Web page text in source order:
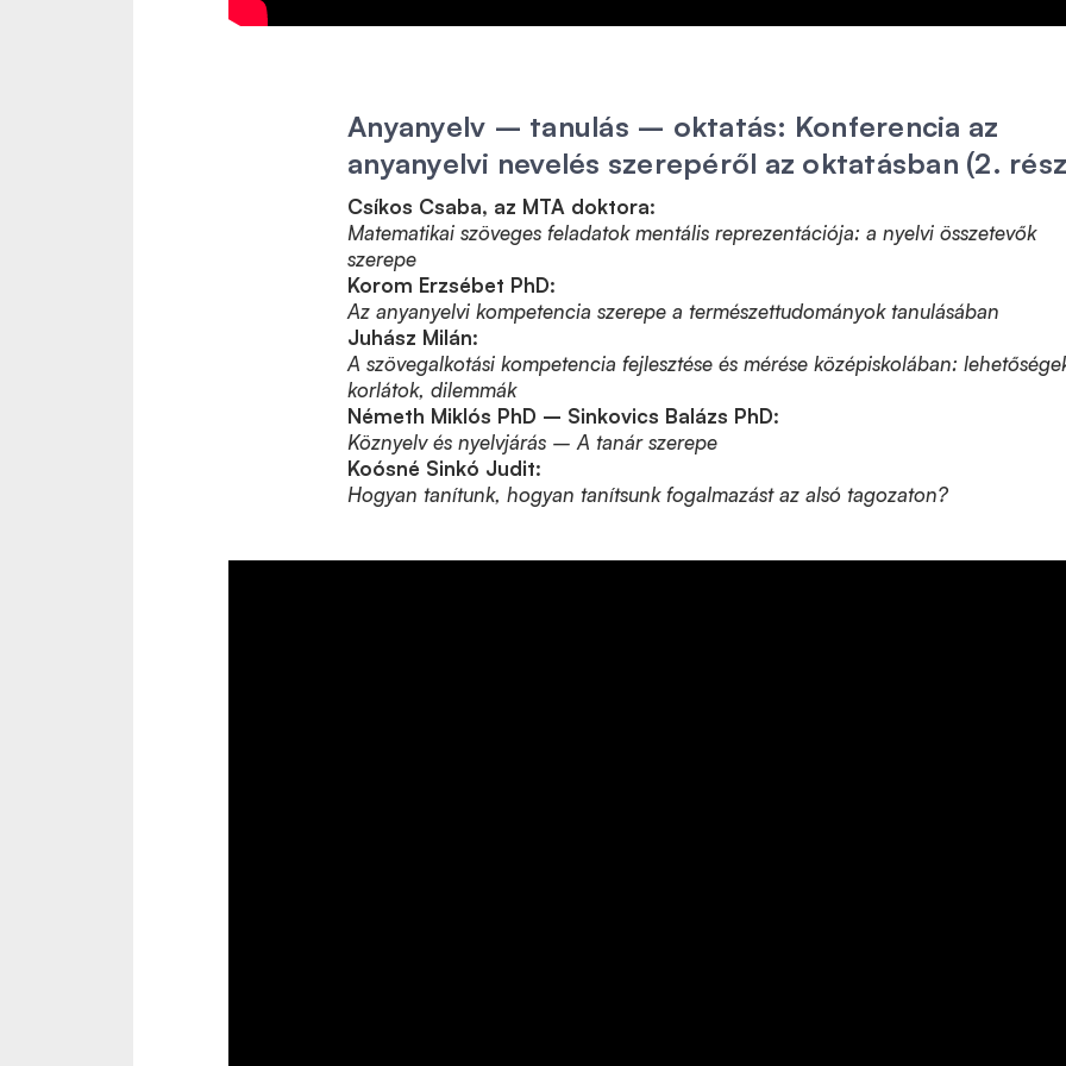
Anyanyelv – tanulás – oktatás: Konferencia az
anyanyelvi nevelés szerepéről az oktatásban (2.
Csíkos Csaba, az MTA doktora:
Matematikai szöveges feladatok mentális reprezentációja: a nyelvi összetevők
szerepe
Korom Erzsébet PhD:
Az anyanyelvi kompetencia szerepe a természettudományok tanulásában
Juhász Milán:
A szövegalkotási kompetencia fejlesztése és mérése középiskolában:
korlátok, dilemmák
Németh Miklós PhD – Sinkovics Balázs PhD:
Köznyelv és nyelvjárás – A tanár szerepe
Koósné Sinkó Judit:
Hogyan tanítunk, hogyan tanítsunk fogalmazást az alsó tagozaton?